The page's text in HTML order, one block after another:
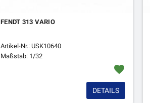
FENDT 313 VARIO
Artikel-Nr.: USK10640
Maßstab: 1/32
favorite
DETAILS